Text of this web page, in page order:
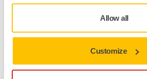
Allow all
Customize
Varför välja